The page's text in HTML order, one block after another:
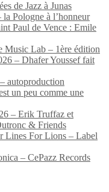
de Jazz à Junas
Pologne à l’honneur
Paul de Vence : Emile
Lab – 1ère édition
– Dhafer Youssef fait
autoproduction
un peu comme une
– Erik Truffaz et
& Friends
Lines For Lions – Label
– CePazz Records